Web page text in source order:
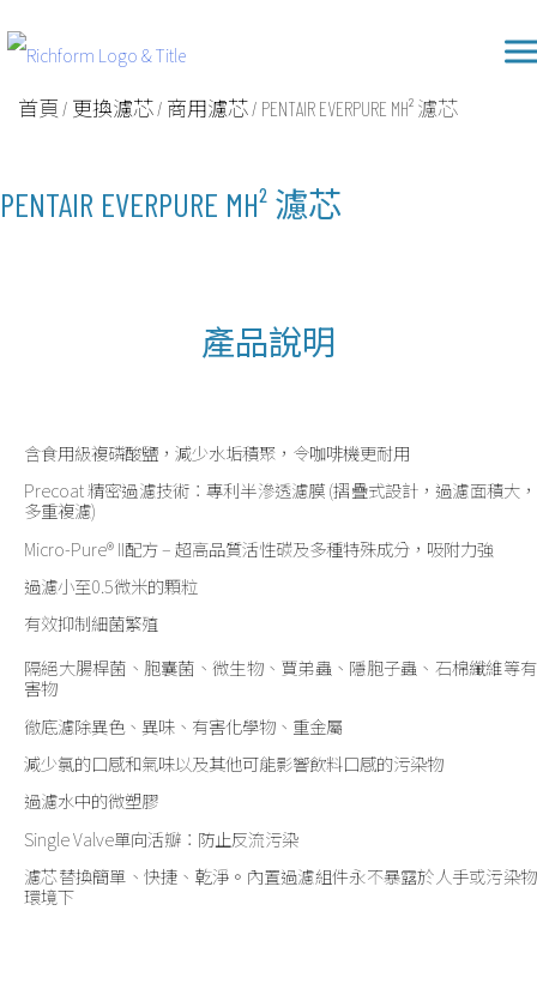
to
content
首頁 / 更換濾芯/ 商用濾芯/ PENTAIR EVERPURE MH² 濾芯
PENTAIR EVERPURE MH² 濾芯
產品說明
含食用級複磷酸鹽，減少水垢積聚，令咖啡機更耐用
Precoat 精密過濾技術：專利半滲透濾膜 (摺疊式設計，過濾面積大，
多重複濾)
Micro-Pure® II配方 – 超高品質活性碳及多種特殊成分，吸附力強
過濾小至0.5微米的顆粒
有效抑制細菌繁殖
隔絕大腸桿菌、胞囊菌、微生物、賈弟蟲、隱胞子蟲、石棉纖維等有
害物
徹底濾除異色、異味、有害化學物、重金屬
減少氯的口感和氣味以及其他可能影響飲料口感的污染物
過濾水中的微塑膠
Single Valve單向活瓣：防止反流污染
濾芯替換簡單、快捷、乾淨。內置過濾組件永不暴露於人手或污染物
環境下